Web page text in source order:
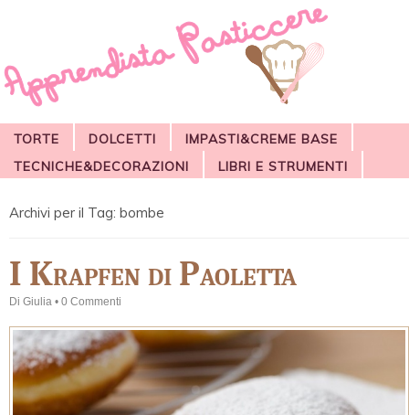
TORTE DOLCETTI
IMPASTI&CREME BASE
TECNICHE&DECORAZIONI
LIBRI E STRUMENTI
Archivi per il Tag: bombe
I Krapfen di Paoletta
Di Giulia • 0 Commenti